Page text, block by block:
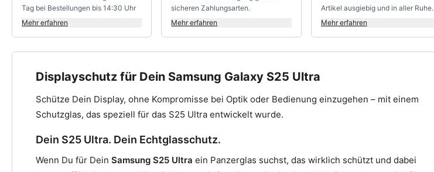
Tag bei Bestellungen bis 14:30 Uhr
Mehr erfahren
sicheren Zahlungsarten.
Mehr erfahren
Artikel ausgiebig und in aller Ruhe.
Mehr erfahren
Displayschutz für Dein Samsung Galaxy S25 Ultra
Schütze Dein Display, ohne Kompromisse bei Optik oder Bedienung einzugehen – mit einem
Schutzglas, das speziell für das S25 Ultra entwickelt wurde.
Dein S25 Ultra. Dein Echtglasschutz.
Wenn Du für Dein Samsung S25 Ultra ein Panzerglas suchst, das wirklich schützt und dabei